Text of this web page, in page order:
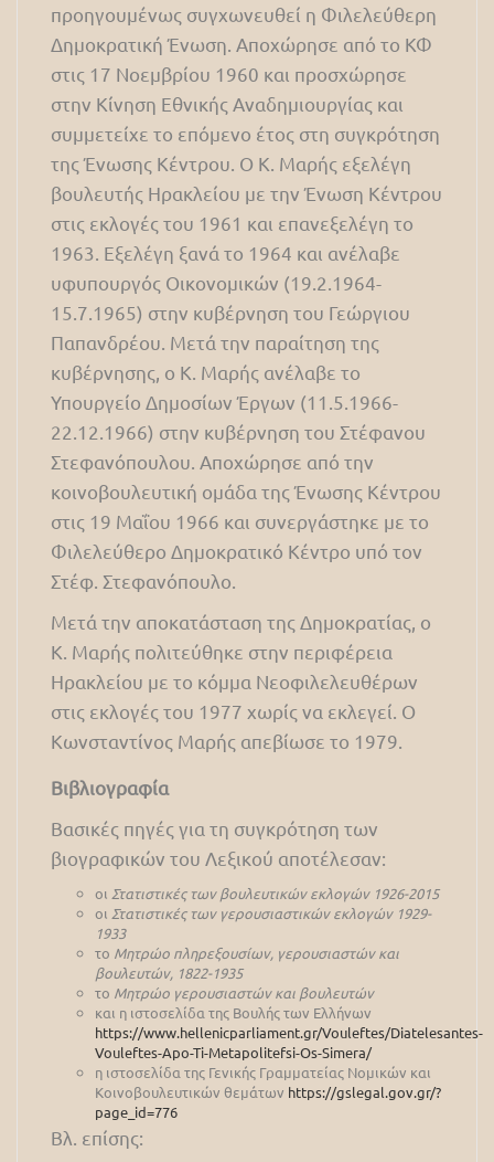
προηγουμένως συγχωνευθεί η Φιλελεύθερη
Δημοκρατική Ένωση. Αποχώρησε από το ΚΦ
στις 17 Νοεμβρίου 1960 και προσχώρησε
στην Κίνηση Εθνικής Αναδημιουργίας και
συμμετείχε το επόμενο έτος στη συγκρότηση
της Ένωσης Κέντρου. Ο Κ. Μαρής εξελέγη
βουλευτής Ηρακλείου με την Ένωση Κέντρου
στις εκλογές του 1961 και επανεξελέγη το
1963. Εξελέγη ξανά το 1964 και ανέλαβε
υφυπουργός Οικονομικών (19.2.1964-
15.7.1965) στην κυβέρνηση του Γεώργιου
Παπανδρέου. Μετά την παραίτηση της
κυβέρνησης, ο Κ. Μαρής ανέλαβε το
Υπουργείο Δημοσίων Έργων (11.5.1966-
22.12.1966) στην κυβέρνηση του Στέφανου
Στεφανόπουλου. Αποχώρησε από την
κοινοβουλευτική ομάδα της Ένωσης Κέντρου
στις 19 Μαΐου 1966 και συνεργάστηκε με το
Φιλελεύθερο Δημοκρατικό Κέντρο υπό τον
Στέφ. Στεφανόπουλο.
Μετά την αποκατάσταση της Δημοκρατίας, ο
Κ. Μαρής πολιτεύθηκε στην περιφέρεια
Ηρακλείου με το κόμμα Νεοφιλελευθέρων
στις εκλογές του 1977 χωρίς να εκλεγεί. Ο
Κωνσταντίνος Μαρής απεβίωσε το 1979.
Βιβλιογραφία
Βασικές πηγές για τη συγκρότηση των
βιογραφικών του Λεξικού αποτέλεσαν:
οι Στατιστικές των βουλευτικών εκλογών 1926-2015
οι Στατιστικές των γερουσιαστικών εκλογών 1929-
1933
το Μητρώο πληρεξουσίων, γερουσιαστών και
βουλευτών, 1822-1935
το Μητρώο γερουσιαστών και βουλευτών
και η ιστοσελίδα της Βουλής των Ελλήνων
https://www.hellenicparliament.gr/Vouleftes/Diatelesantes-
Vouleftes-Apo-Ti-Metapolitefsi-Os-Simera/
η ιστοσελίδα της Γενικής Γραμματείας Νομικών και
Κοινοβουλευτικών θεμάτων https://gslegal.gov.gr/?
page_id=776
Βλ. επίσης: